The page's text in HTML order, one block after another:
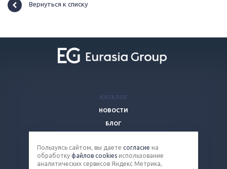
Вернуться к списку
КАТАЛОГ
НОВОСТИ
БЛОГ
КОМПАНИЯ
КОНТАКТЫ
Пользуясь сайтом, вы даете согласие на
обработку файлов cookies использование
аналитических сервисов Яндекс Метрика,